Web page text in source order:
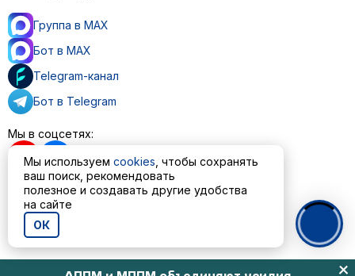
Группа в MAX
Бот в MAX
Telegram-канал
Бот в Telegram
Мы в соцсетях:
Пользовательское соглашение
Политика обработки персональных данных
© ООО «МППМ» 2023—2026
Мы используем cookies , чтобы сохранять
ваш поиск, рекомендовать
полезное и создавать другие удобства
на сайте
ОК